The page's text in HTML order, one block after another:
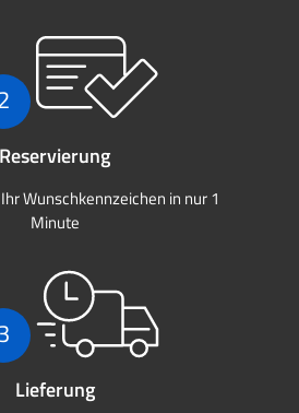
Reservierung
Wunschkennzeichen in nur 1
Minute
Lieferung